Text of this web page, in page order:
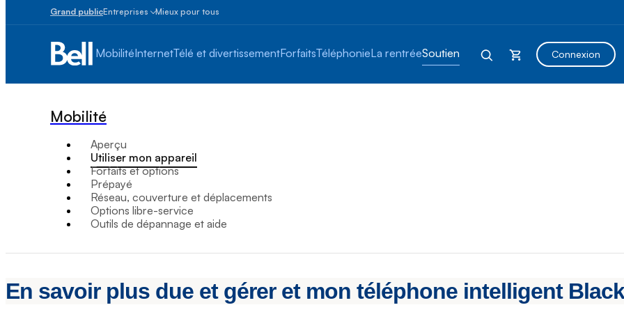
Grand publicEntreprises
entreprises
100
Moyennes
grandes
Plus
de
100
employés
Mieux pour tous
MobilitéInternetTélé et divertissementForfaitsTéléphonieLa rentréeSoutien Connexion
Mobilité
Aperçu
Utiliser mon appareil
Forfaits et options
Prépayé
Réseau, couverture et déplacements
Options libre-service
Outils de dépannage et aide
En savoir plus due et gérer et mon téléphone intelligent